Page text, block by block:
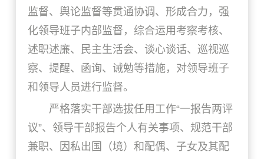
监督、舆论监督等贯通协调、形成合力，强
化领导班子内部监督，综合运用考察考核、
述职述廉、民主生活会、谈心谈话、巡视巡
察、提醒、函询、诫勉等措施，对领导班子
和领导人员进行监督。
严格落实干部选拔任用工作“一报告两评
议”、领导干部报告个人有关事项、规范干部
兼职、因私出国（境）和配偶、子女及其配